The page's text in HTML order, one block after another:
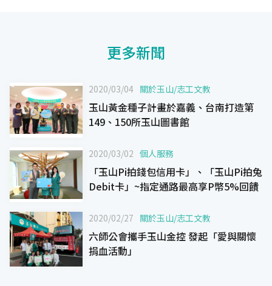
更多新聞
2020/03/04 關於玉山/志工文教
玉山黃金種子計畫於嘉義、台南打造第
149、150所玉山圖書館
2020/03/02 個人服務
「玉山Pi拍錢包信用卡」、「玉山Pi拍兔
Debit卡」~指定通路最高享P幣5%回饋
2020/02/27 關於玉山/志工文教
六師公會攜手玉山金控 發起「愛與關懷
捐血活動」